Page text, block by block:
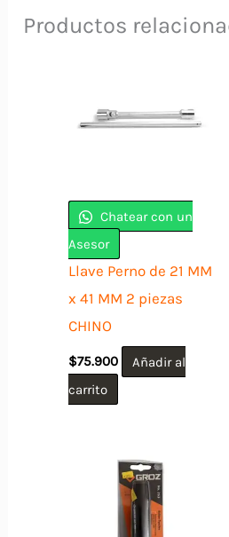
Productos
Chatear con un
Asesor
Llave Perno de 21 MM
x 41 MM 2 piezas
CHINO
$75.900
Añadir al
carrito